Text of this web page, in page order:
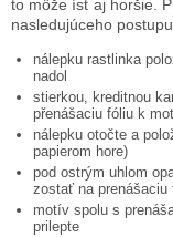
to môže ísť aj horšie.
nasledujúceho
nálepku rastlinka
nadol
stierkou, kreditnou
přenášaciu fóliu k
nálepku otočte a
papierom hore)
pod ostrým uhlom
zostať na prenášaciu
motív spolu s
prilepte